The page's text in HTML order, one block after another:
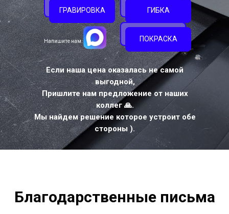
Если наша цена оказалась не самой
выгодной,
Пришлите нам предложение от наших
коллег 🙏.
Мы найдем решение которое устроит обе
стороны ).
ГРАВИРОВКА ГИБКА
ПОКРАСКА
Напишите нам:
Благодарственные письма